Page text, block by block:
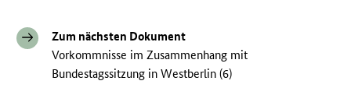
Zum nächsten Dokument
Vorkommnisse im Zusammenhang mit
Bundestagssitzung in Westberlin (6)